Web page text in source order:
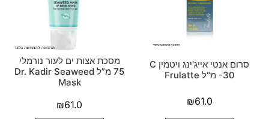
סרום אנטי אייג'ינג ויטמין C
-30 מ"ל Frulatte
₪61.0
מסכת אצות ים לעור נורמלי
75 מ”ל Dr. Kadir Seaweed
Mask
₪61.0